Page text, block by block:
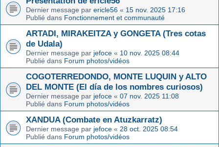
Dernier message par ericle56 « 15 nov. 2025 17:16
Publié dans Fonctionnement et communauté
ARTADI, MIRAKEITZA y GONGETA (Tres cotas
de Udala)
Dernier message par jefoce « 10 nov. 2025 08:44
Publié dans Forum photos/vidéos
COGOTERREDONDO, MONTE LUQUIN y ALTO
DEL MONTE (El día de los nombres curiosos)
Dernier message par jefoce « 07 nov. 2025 11:08
Publié dans Forum photos/vidéos
XANDUA (Combate en Atuzkarratz)
Dernier message par jefoce « 28 oct. 2025 08:54
Publié dans Forum photos/vidéos